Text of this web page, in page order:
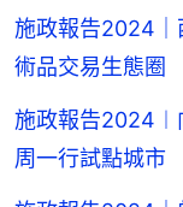
施政報告2024
術品交易生態圈
施政報告
周一行試點城市